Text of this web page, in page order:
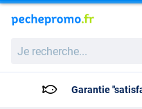
recherche...
Garantie